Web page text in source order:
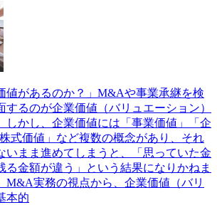
値があるのか？」M&Aや事業承継を検
するのが企業価値（バリュエーション）
しかし、企業価値には「事業価値」「企
式価値」など複数の概念があり、それ
いまま進めてしまうと、「思っていた金
る金額が違う」という結果になりかねま
M&A実務の視点から、企業価値（バリ
本的